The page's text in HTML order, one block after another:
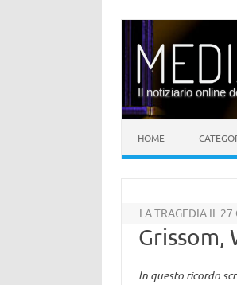
Il notiziario online
HOME
LA TRAGEDIA IL
Grissom,
In questo ricordo